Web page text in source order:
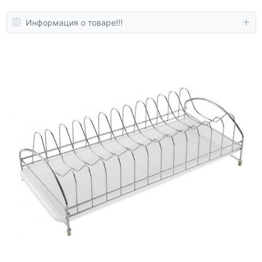
Информация о товаре!!!